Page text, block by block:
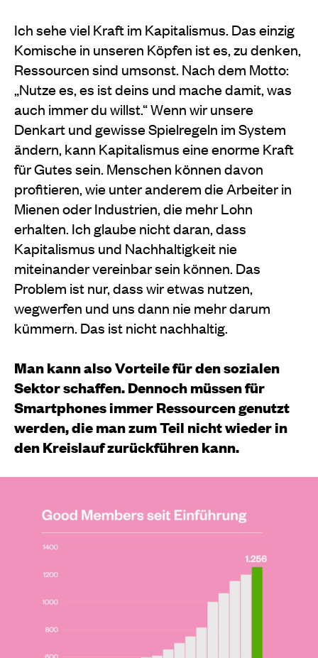
Ich sehe viel Kraft im Kapitalismus. Das einzig
Komische in unseren Köpfen ist es, zu denken,
Ressourcen sind umsonst. Nach dem Motto:
„Nutze es, es ist deins und mache damit, was
auch immer du willst.“ Wenn wir unsere
Denkart und gewisse Spielregeln im System
ändern, kann Kapitalismus eine enorme Kraft
für Gutes sein. Menschen können davon
profitieren, wie unter anderem die Arbeiter in
Mienen oder Industrien, die mehr Lohn
erhalten. Ich glaube nicht daran, dass
Kapitalismus und Nachhaltigkeit nie
miteinander vereinbar sein können. Das
Problem ist nur, dass wir etwas nutzen,
wegwerfen und uns dann nie mehr darum
kümmern. Das ist nicht nachhaltig.
Man kann also Vorteile für den sozialen
Sektor schaffen. Dennoch müssen für
Smartphones immer Ressourcen genutzt
werden, die man zum Teil nicht wieder in
den Kreislauf zurückführen kann.